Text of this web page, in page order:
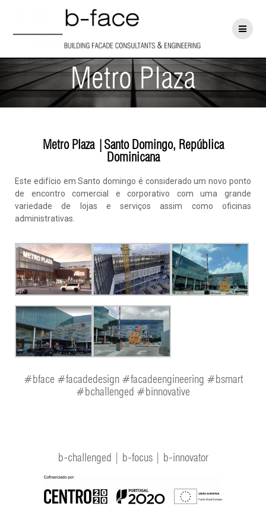
Metro Plaza
Metro Plaza |Santo Domingo, República
Dominicana
Este edifício em Santo domingo é considerado um novo ponto
de encontro comercial e corporativo com uma grande
variedade de lojas e serviços assim como oficinas
administrativas.
#bface #facadedesign #facadeengineering #bsmart
#bchallenged #binnovative
b-challenged | b-focus | b-innovator